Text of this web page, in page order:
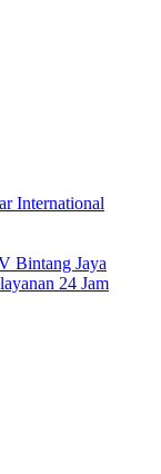
International
Bintang Jaya
24 Jam